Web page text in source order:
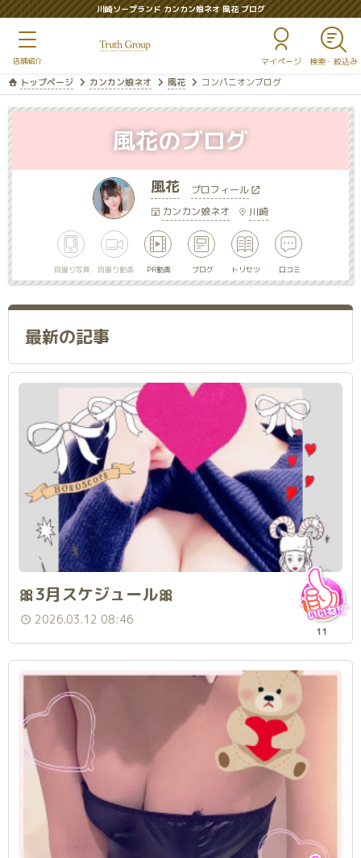
川崎ソープランド カンカン娘ネオ 風花 ブログ
マイページ
トップページ カンカン娘ネオ 風花 コンパニオンブログ
風花
プロフィール
カンカン娘ネオ
川崎
自撮り写真 自撮り動画 PR動画 ブログ トリセツ 口コミ
風花のブログ
最新の記事
🎀3月スケジュール🎀
2026.03.12 08:46
11